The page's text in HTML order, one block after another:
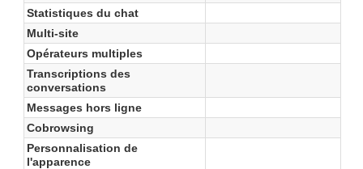
Statistiques du chat
Multi-site
Opérateurs multiples
Transcriptions des
conversations
Messages hors ligne
Cobrowsing
Personnalisation de
l'apparence